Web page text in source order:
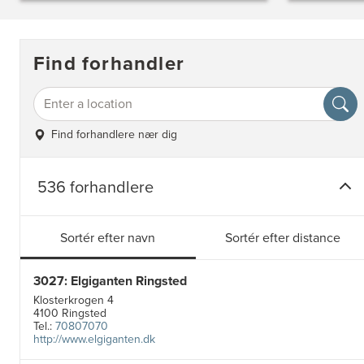
Find forhandler
Find forhandlere nær dig
536 forhandlere
Sortér efter navn Sortér efter distance
3027: Elgiganten Ringsted
Klosterkrogen 4
4100 Ringsted
Tel.:70807070
http://www.elgiganten.dk